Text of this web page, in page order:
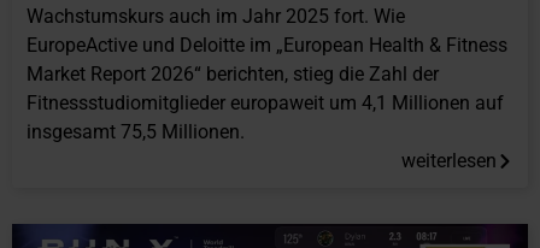
Wachstumskurs auch im Jahr 2025 fort. Wie
EuropeActive und Deloitte im „European Health & Fitness
Market Report 2026“ berichten, stieg die Zahl der
Fitnessstudiomitglieder europaweit um 4,1 Millionen auf
insgesamt 75,5 Millionen.
weiterlesen